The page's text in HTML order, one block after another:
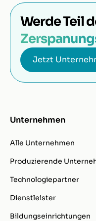
Werde Teil
Jetzt
Unternehmen
Alle Unternehmen
Produzierende
Technologiepartner
Dienstleister
Bildungseinrichtungen